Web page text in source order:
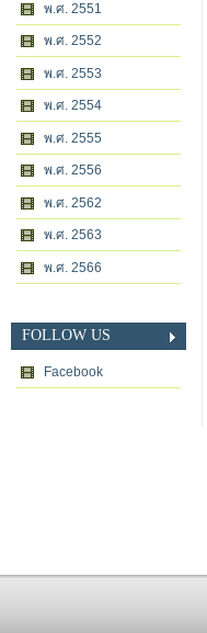
พ.ศ. 2551
พ.ศ. 2552
พ.ศ. 2553
พ.ศ. 2554
พ.ศ. 2555
พ.ศ. 2556
พ.ศ. 2562
พ.ศ. 2563
พ.ศ. 2566
FOLLOW US
Facebook